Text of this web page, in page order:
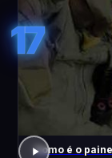
17
Como é o